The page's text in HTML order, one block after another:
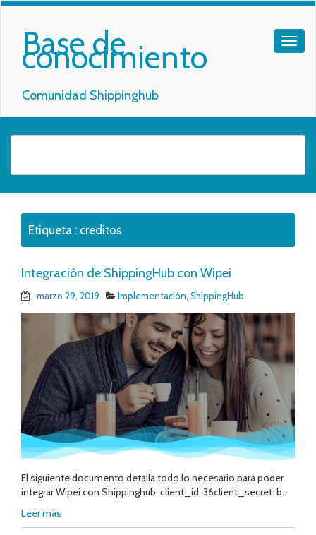
Base de
conocimiento
Comunidad Shippinghub
Etiqueta : creditos
Integración de ShippingHub con Wipei
marzo 29, 2019 Implementación, ShippingHub
El siguiente documento detalla todo lo necesario para poder
integrar Wipei con Shippinghub. client_id: 36client_secret: b..
Leer más